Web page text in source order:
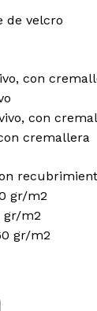
de velcro
con
con
cremallera
gr/m2
gr/m2
gr/m2
y